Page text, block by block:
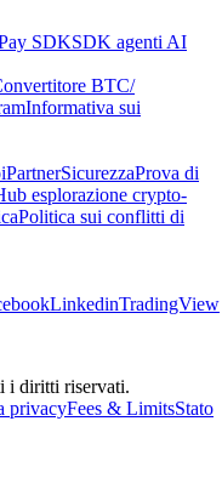
SDKSDK agenti AI
BTC/
Informativa sui
PartnerSicurezzaProva di
esplorazione crypto-
Politica sui conflitti di
LinkedinTradingView
i diritti riservati.
privacyFees & LimitsStato